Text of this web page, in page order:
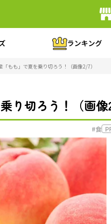
ランキング
もも」で夏を乗り切ろう！（画像2/7）
り切ろう！（画像
#食